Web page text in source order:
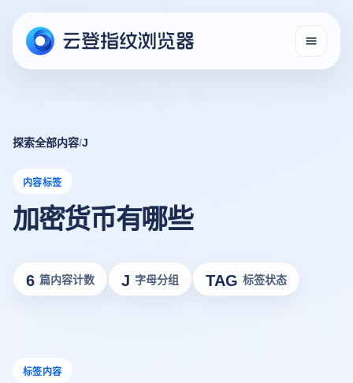
探索全部内容/J
内容标签
加密货币有哪些
6 篇内容计数 J 字母分组 TAG 标签状态
标签内容